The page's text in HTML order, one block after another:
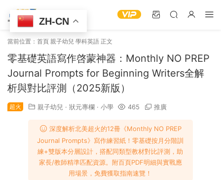
當前位置： 首頁 親子幼兒 學科英語 正文
零基礎英語寫作啓蒙神器：Monthly NO PREP
Journal Prompts for Beginning Writers全解
析與對比評測（2025新版）
超火 親子幼兒 · 狀元專欄 · 小學 465 推廣
深度解析北美超火的12冊《Monthly NO PREP
Journal Prompts》寫作練習紙！零基礎按月分階訓
練+雙版本分層設計，搭配同類型教材對比評測，助
家長/教師精準匹配資源。附百頁PDF明細與實戰應
用場景，免費獲取指南速覽！
ZH-CN